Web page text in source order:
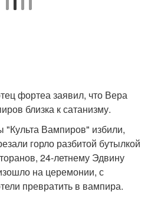
фортеа заявил, что Вера
близка к сатанизму.
Вампиров" избили,
горло разбитой бутылкой
24-летнему Эдвину
на церемонии, с
превратить в вампира.